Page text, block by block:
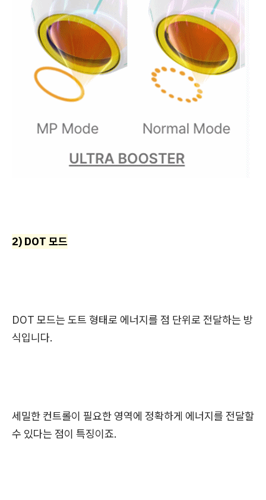
2) DOT 모드
DOT 모드는 도트 형태로 에너지를 점 단위로 전달하는 방
식입니다.
세밀한 컨트롤이 필요한 영역에 정확하게 에너지를 전달할
수 있다는 점이 특징이죠.